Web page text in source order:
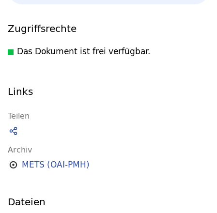
Zugriffsrechte
Das Dokument ist frei verfügbar.
Links
Teilen
Archiv
METS (OAI-PMH)
Dateien